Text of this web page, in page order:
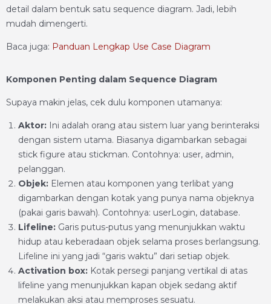
detail dalam bentuk satu sequence diagram. Jadi, lebih
mudah dimengerti.
Baca juga: Panduan Lengkap Use Case Diagram
Komponen Penting dalam Sequence Diagram
Supaya makin jelas, cek dulu komponen utamanya:
Aktor: Ini adalah orang atau sistem luar yang berinteraksi
dengan sistem utama. Biasanya digambarkan sebagai
stick figure atau stickman. Contohnya: user, admin,
pelanggan.
Objek: Elemen atau komponen yang terlibat yang
digambarkan dengan kotak yang punya nama objeknya
(pakai garis bawah). Contohnya: userLogin, database.
Lifeline: Garis putus-putus yang menunjukkan waktu
hidup atau keberadaan objek selama proses berlangsung.
Lifeline ini yang jadi “garis waktu” dari setiap objek.
Activation box: Kotak persegi panjang vertikal di atas
lifeline yang menunjukkan kapan objek sedang aktif
melakukan aksi atau memproses sesuatu.